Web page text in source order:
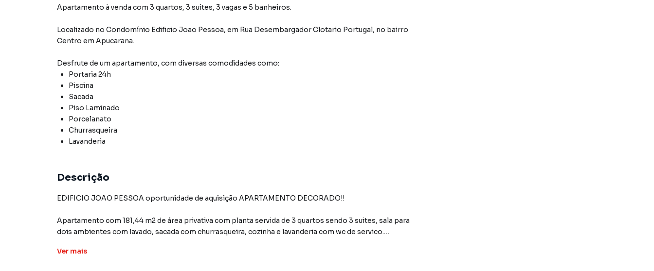
Apartamento à venda com 3 quartos, 3 suites, 3 vagas e 5 banheiros.
Localizado no Condomínio Edificio Joao Pessoa, em Rua Desembargador Clotario Portugal, no bairro
Centro em Apucarana.
Desfrute de um apartamento, com diversas comodidades como:
Portaria 24h
Piscina
Sacada
Piso Laminado
Porcelanato
Churrasqueira
Lavanderia
Descrição
EDIFICIO JOAO PESSOA oportunidade de aquisição APARTAMENTO DECORADO!!
Apartamento com 181,44 m2 de área privativa com planta servida de 3 quartos sendo 3 suites, sala para
dois ambientes com lavado, sacada com churrasqueira, cozinha e lavanderia com wc de servico.
3 vagas de garagem individuais
Ver mais